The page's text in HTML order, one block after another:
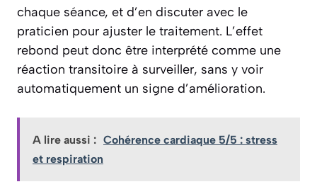
chaque séance, et d’en discuter avec le
praticien pour ajuster le traitement. L’effet
rebond peut donc être interprété comme une
réaction transitoire à surveiller, sans y voir
automatiquement un signe d’amélioration.
A lire aussi : Cohérence cardiaque 5/5 : stress
et respiration